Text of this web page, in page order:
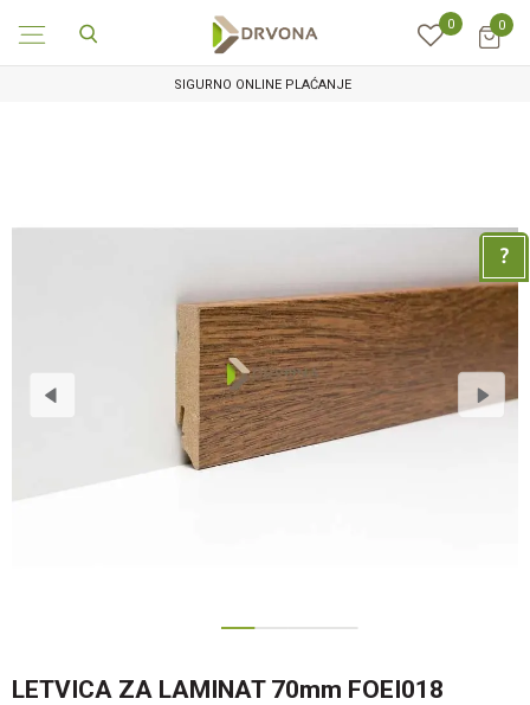
0 0
SIGURNO ONLINE PLAĆANJE
LETVICA ZA LAMINAT 70mm FOEI018